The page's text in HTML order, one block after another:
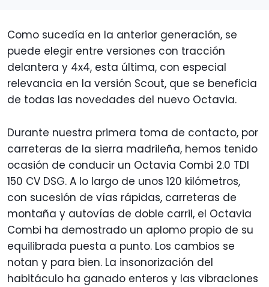
Como sucedía en la anterior generación, se
puede elegir entre versiones con tracción
delantera y 4x4, esta última, con especial
relevancia en la versión Scout, que se beneficia
de todas las novedades del nuevo Octavia.
Durante nuestra primera toma de contacto, por
carreteras de la sierra madrileña, hemos tenido
ocasión de conducir un Octavia Combi 2.0 TDI
150 CV DSG. A lo largo de unos 120 kilómetros,
con sucesión de vías rápidas, carreteras de
montaña y autovías de doble carril, el Octavia
Combi ha demostrado un aplomo propio de su
equilibrada puesta a punto. Los cambios se
notan y para bien. La insonorización del
habitáculo ha ganado enteros y las vibraciones